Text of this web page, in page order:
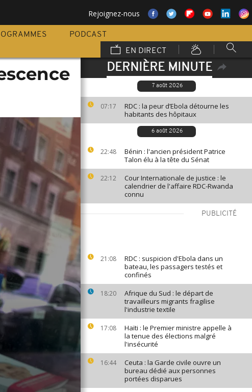
Rejoignez-nous
PODCAST
EN DIRECT
DERNIÈRE MINUTE
7 août 2026
07:17
RDC : la peur d’Ebola détourne les
habitants des hôpitaux
6 août 2026
22:48
Bénin : l'ancien président Patrice
Talon élu à la tête du Sénat
22:12
Cour Internationale de justice : le
calendrier de l'affaire RDC-Rwanda
connu
PUBLICITÉ
21:08
RDC : suspicion d'Ebola dans un
bateau, les passagers testés et
confinés
18:20
Afrique du Sud : le départ de
travailleurs migrants fragilise
l'industrie textile
17:08
Haïti : le Premier ministre appelle à
la tenue des élections malgré
l'insécurité
16:44
Ceuta : la Garde civile ouvre un
bureau dédié aux personnes
portées disparues